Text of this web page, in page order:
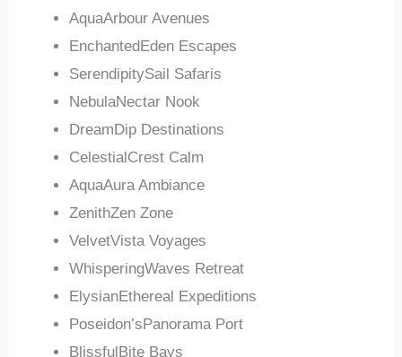
AquaArbour Avenues
EnchantedEden Escapes
SerendipitySail Safaris
NebulaNectar Nook
DreamDip Destinations
CelestialCrest Calm
AquaAura Ambiance
ZenithZen Zone
VelvetVista Voyages
WhisperingWaves Retreat
ElysianEthereal Expeditions
Poseidon’sPanorama Port
BlissfulBite Bays